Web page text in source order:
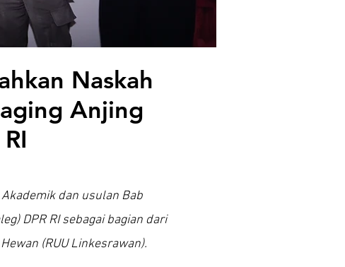
Naskah
Anjing
dan usulan Bab
DPR RI sebagai bagian dari
(RUU Linkesrawan).